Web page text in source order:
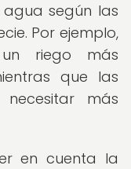
según las
Por ejemplo,
un riego más
que las
más
en cuenta la